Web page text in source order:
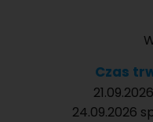
Czas
24.09.2026